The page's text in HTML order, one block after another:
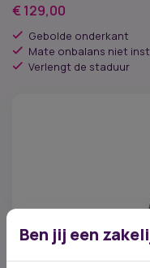
€ 129,00
Gebolde onderkant
Mate onbalans niet
Verlengt de staduur
Ben jij een